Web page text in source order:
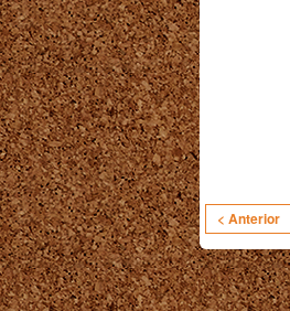
< Anterior